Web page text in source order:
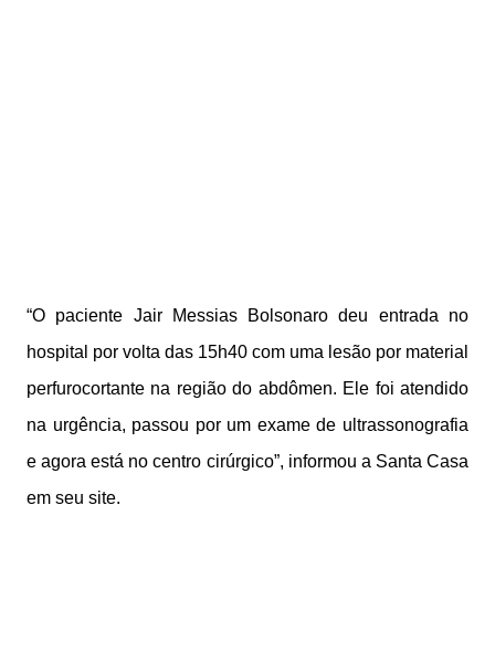
“O paciente Jair Messias Bolsonaro deu entrada no
hospital por volta das 15h40 com uma lesão por material
perfurocortante na região do abdômen. Ele foi atendido
na urgência, passou por um exame de ultrassonografia
e agora está no centro cirúrgico”, informou a Santa Casa
em seu site.